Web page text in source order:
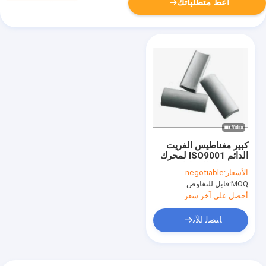
أعط متطلباتك
كبير مغناطيس الفريت
الدائم ISO9001 لمحرك
بدء تشغيل السيارات
1.0W 1.7W
الأسعار:negotiable
MOQ: قابل للتفاوض
أحصل على آخر سعر
ﺎﺘﺼﻟ ﺍﻶﻧ